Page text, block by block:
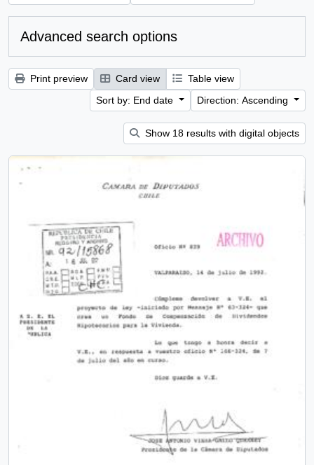
Advanced search options
Print preview Card view
Table view
Sort by: End date
Direction: Ascending
Show 18 results with digital objects